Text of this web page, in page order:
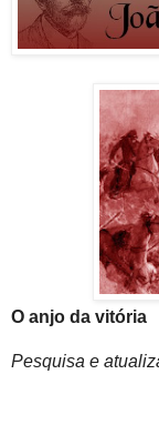
O anjo da vitória
Pesquisa e